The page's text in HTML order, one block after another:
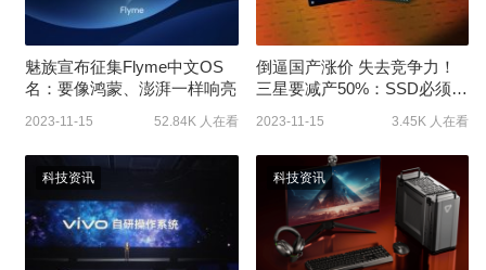
魅族宣布征集Flyme中文OS
名：要像鸿蒙、澎湃一样响亮
2023-11-15 52.84K 人在看
倒逼国产涨价 失去竞争力！
三星要减产50%：SSD必须涨
2023-11-15 3.45K 人在看
科技资讯 科技资讯